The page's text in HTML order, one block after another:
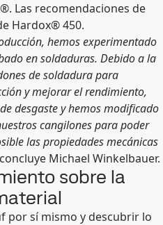
Las recomendaciones de
Hardox® 450.
hemos experimentado
en soldaduras. Debido a la
de soldadura para
y mejorar el rendimiento,
desgaste y hemos modificado
cangilones para poder
las propiedades mecánicas
Michael Winkelbauer.
sobre la
por sí mismo y descubrir lo